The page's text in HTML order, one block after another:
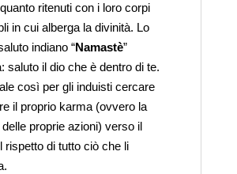
ritenuti con i loro corpi
in cui alberga la divinità. Lo
indiano “Namastè”
saluto il dio che è dentro di te.
così per gli induisti cercare
il proprio karma (ovvero la
proprie azioni) verso il
rispetto di tutto ciò che li